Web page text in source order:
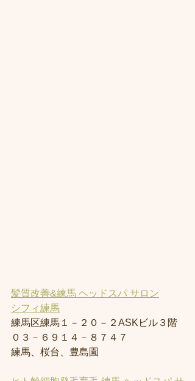
髪質改善&練馬 ヘッドスパ サロン
シフィ練馬
練馬区練馬１－２０－２ASKビル３階
０３－６９１４－８７４７
練馬、桜台、豊島園